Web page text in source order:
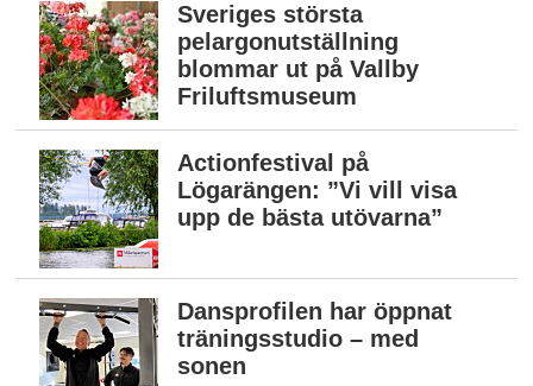
Sveriges största
pelargonutställning
blommar ut på Vallby
Friluftsmuseum
Actionfestival på
Lögarängen: ”Vi vill visa
upp de bästa utövarna”
Dansprofilen har öppnat
träningsstudio – med
sonen